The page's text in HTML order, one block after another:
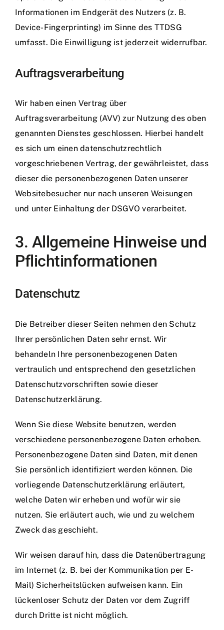
Informationen im Endgerät des Nutzers (z. B.
Device-Fingerprinting) im Sinne des TTDSG
umfasst. Die Einwilligung ist jederzeit widerrufbar.
Auftragsverarbeitung
Wir haben einen Vertrag über
Auftragsverarbeitung (AVV) zur Nutzung des oben
genannten Dienstes geschlossen. Hierbei handelt
es sich um einen datenschutzrechtlich
vorgeschriebenen Vertrag, der gewährleistet, dass
dieser die personenbezogenen Daten unserer
Websitebesucher nur nach unseren Weisungen
und unter Einhaltung der DSGVO verarbeitet.
3. Allgemeine Hinweise und
Pflicht­informationen
Datenschutz
Die Betreiber dieser Seiten nehmen den Schutz
Ihrer persönlichen Daten sehr ernst. Wir
behandeln Ihre personenbezogenen Daten
vertraulich und entsprechend den gesetzlichen
Datenschutzvorschriften sowie dieser
Datenschutzerklärung.
Wenn Sie diese Website benutzen, werden
verschiedene personenbezogene Daten erhoben.
Personenbezogene Daten sind Daten, mit denen
Sie persönlich identifiziert werden können. Die
vorliegende Datenschutzerklärung erläutert,
welche Daten wir erheben und wofür wir sie
nutzen. Sie erläutert auch, wie und zu welchem
Zweck das geschieht.
Wir weisen darauf hin, dass die Datenübertragung
im Internet (z. B. bei der Kommunikation per E-
Mail) Sicherheitslücken aufweisen kann. Ein
lückenloser Schutz der Daten vor dem Zugriff
durch Dritte ist nicht möglich.